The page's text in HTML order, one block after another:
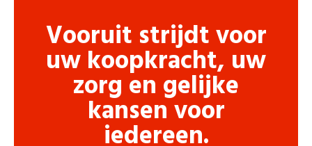
Vooruit strijdt voor
uw koopkracht, uw
zorg en gelijke
kansen voor
iedereen.